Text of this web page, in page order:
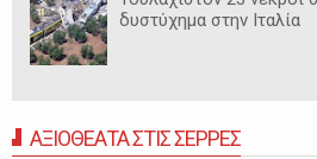
δυστύχημα στην Ιταλία
ΑΞΙΟΘΕΑΤΑ ΣΤΙΣ ΣΕΡΡΕΣ